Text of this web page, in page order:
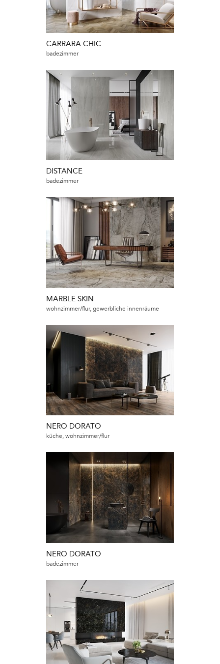
CARRARA CHIC
badezimmer
DISTANCE
badezimmer
MARBLE SKIN
wohnzimmer/flur, gewerbliche innenräume
NERO DORATO
küche, wohnzimmer/flur
NERO DORATO
badezimmer